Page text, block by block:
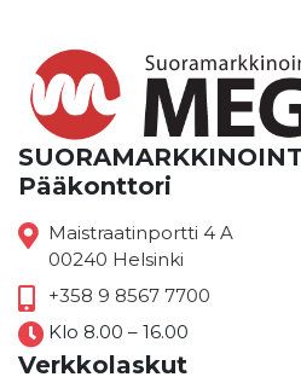
Pääkonttori
Maistraatinportti 4 A
00240 Helsinki
+358 9 8567 7700
Klo 8.00 – 16.00
Verkkolaskut